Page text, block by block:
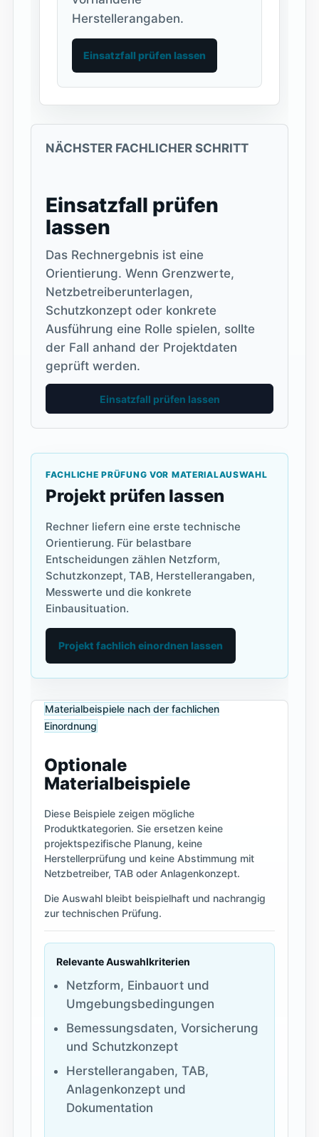
Herstellerangaben.
Einsatzfall prüfen lassen
NÄCHSTER FACHLICHER SCHRITT
Einsatzfall prüfen
lassen
Das Rechnergebnis ist eine
Orientierung. Wenn Grenzwerte,
Netzbetreiberunterlagen,
Schutzkonzept oder konkrete
Ausführung eine Rolle spielen, sollte
der Fall anhand der Projektdaten
geprüft werden.
Einsatzfall prüfen lassen
FACHLICHE PRÜFUNG VOR MATERIALAUSWAHL
Projekt prüfen lassen
Rechner liefern eine erste technische
Orientierung. Für belastbare
Entscheidungen zählen Netzform,
Schutzkonzept, TAB, Herstellerangaben,
Messwerte und die konkrete
Einbausituation.
Projekt fachlich einordnen lassen
Materialbeispiele nach der fachlichen
Einordnung
Optionale
Materialbeispiele
Diese Beispiele zeigen mögliche
Produktkategorien. Sie ersetzen keine
projektspezifische Planung, keine
Herstellerprüfung und keine Abstimmung mit
Netzbetreiber, TAB oder Anlagenkonzept.
Die Auswahl bleibt beispielhaft und nachrangig
zur technischen Prüfung.
Relevante Auswahlkriterien
Netzform, Einbauort und
Umgebungsbedingungen
Bemessungsdaten, Vorsicherung
und Schutzkonzept
Herstellerangaben, TAB,
Anlagenkonzept und
Dokumentation